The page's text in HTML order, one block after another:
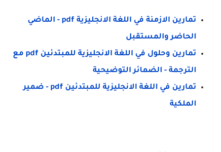
تمارين الازمنة في اللغة الانجليزية pdf - الماضي
الحاضر والمستقبل
تمارين وحلول في اللغة الانجليزية للمبتدئين pdf مع
الترجمة - الضمائر التوضيحية
تمارين في اللغة الانجليزية للمبتدئين pdf - ضمير
الملكية